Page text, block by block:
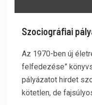
Szociográfiai
Az 1970-ben új
felfedezése”
pályázatot hirdet
kötetlen, de